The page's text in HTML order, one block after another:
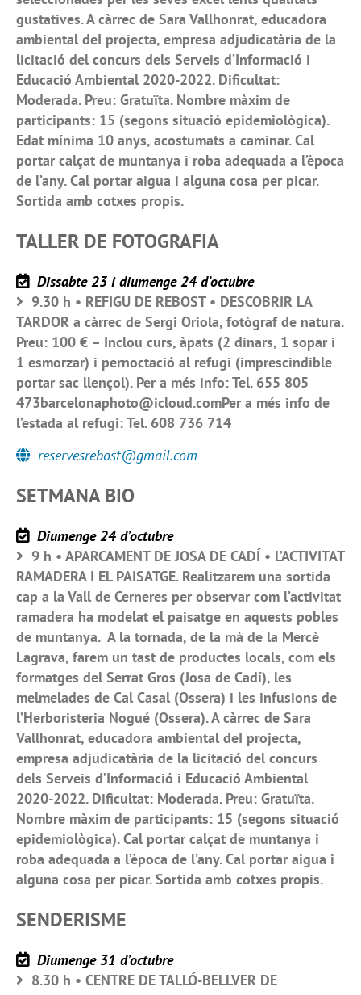
gustatives. A càrrec de Sara Vallhonrat, educadora
ambiental deI projecta, empresa adjudicatària de la
licitació del concurs dels Serveis d’Informació i
Educació Ambiental 2020-2022. Dificultat:
Moderada. Preu: Gratuïta. Nombre màxim de
participants: 15 (segons situació epidemiològica).
Edat mínima 10 anys, acostumats a caminar. Cal
portar calçat de muntanya i roba adequada a l’època
de l’any. Cal portar aigua i alguna cosa per picar.
Sortida amb cotxes propis.
TALLER DE FOTOGRAFIA
Dissabte 23 i diumenge 24 d’octubre
9.30 h • REFIGU DE REBOST • DESCOBRIR LA
TARDOR a càrrec de Sergi Oriola, fotògraf de natura.
Preu: 100 € – Inclou curs, àpats (2 dinars, 1 sopar i
1 esmorzar) i pernoctació al refugi (imprescindible
portar sac llençol). Per a més info: Tel. 655 805
473barcelonaphoto@icloud.comPer a més info de
l’estada al refugi: Tel. 608 736 714
reservesrebost@gmail.com
SETMANA BIO
Diumenge 24 d’octubre
9 h • APARCAMENT DE JOSA DE CADÍ • L’ACTIVITAT
RAMADERA I EL PAISATGE. Realitzarem una sortida
cap a la Vall de Cerneres per observar com l’activitat
ramadera ha modelat el paisatge en aquests pobles
de muntanya. A la tornada, de la mà de la Mercè
Lagrava, farem un tast de productes locals, com els
formatges del Serrat Gros (Josa de Cadí), les
melmelades de Cal Casal (Ossera) i les infusions de
l’Herboristeria Nogué (Ossera). A càrrec de Sara
Vallhonrat, educadora ambiental deI projecta,
empresa adjudicatària de la licitació del concurs
dels Serveis d’Informació i Educació Ambiental
2020-2022. Dificultat: Moderada. Preu: Gratuïta.
Nombre màxim de participants: 15 (segons situació
epidemiològica). Cal portar calçat de muntanya i
roba adequada a l’època de l’any. Cal portar aigua i
alguna cosa per picar. Sortida amb cotxes propis.
SENDERISME
Diumenge 31 d’octubre
8.30 h • CENTRE DE TALLÓ-BELLVER DE